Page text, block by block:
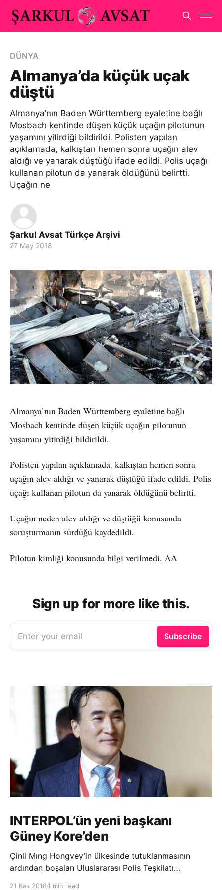
DÜNYA
Almanya’da küçük uçak
düştü
Almanya’nın Baden Württemberg eyaletine bağlı
Mosbach kentinde düşen küçük uçağın pilotunun
yaşamını yitirdiği bildirildi. Polisten yapılan
açıklamada, kalkıştan hemen sonra uçağın alev
aldığı ve yanarak düştüğü ifade edildi. Polis uçağı
kullanan pilotun da yanarak öldüğünü belirtti.
Uçağın ne
Şarkul Avsat Türkçe Arşivi
27 May 2018
Almanya’nın Baden Württemberg eyaletine bağlı
Mosbach kentinde düşen küçük uçağın pilotunun
yaşamını yitirdiği bildirildi.
Polisten yapılan açıklamada, kalkıştan hemen sonra
uçağın alev aldığı ve yanarak düştüğü ifade edildi. Polis
uçağı kullanan pilotun da yanarak öldüğünü belirtti.
Uçağın neden alev aldığı ve düştüğü konusunda
soruşturmanın sürdüğü kaydedildi.
Pilotun kimliği konusunda bilgi verilmedi. AA
Sign up for more like this.
Enter your email Subscribe
INTERPOL’ün yeni başkanı
Güney Kore’den
Çinli Mıng Hongvey’in ülkesinde tutuklanmasının
ardından boşalan Uluslararası Polis Teşkilatı
21 Kas 2018 1 min read